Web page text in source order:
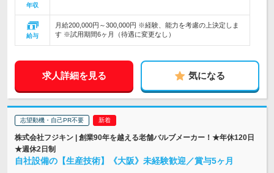
年収
給与
月給200,000円～300,000円 ※経験、能力を考慮の上決定しま
す ※試用期間6ヶ月（待遇に変更なし）
求人詳細を見る 気になる
志望動機・自己PR不要
株式会社フジキン | 創業90年を越える老舗バルブメーカー！★年休120日
★週休2日制
自社設備の【生産技術】《大阪》未経験歓迎／賞与5ヶ月